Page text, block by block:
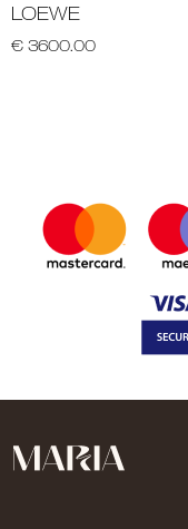
LOEWE
€ 3600.00